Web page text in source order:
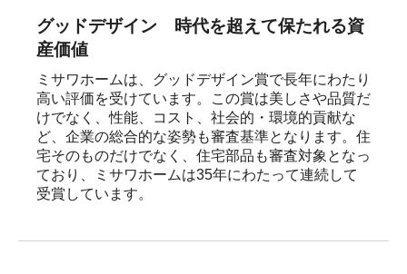
グッドデザイン 時代を超えて保たれる資
産価値
ミサワホームは、グッドデザイン賞で長年にわたり
高い評価を受けています。この賞は美しさや品質だ
けでなく、性能、コスト、社会的・環境的貢献な
ど、企業の総合的な姿勢も審査基準となります。住
宅そのものだけでなく、住宅部品も審査対象となっ
ており、ミサワホームは35年にわたって連続して
受賞しています。